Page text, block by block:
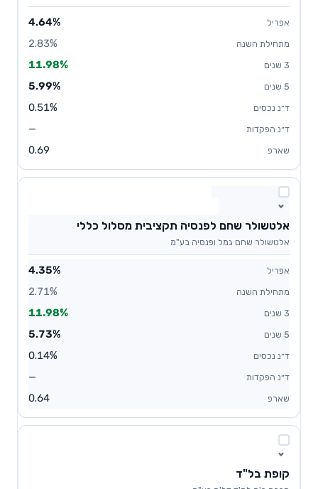
4.64%
2.83%
11.98%
5.99%
0.51%
—
0.69
אלטשולר שחם לפנסיה תקציבית מסלול כללי
אלטשולר שחם גמל ופנסיה בע"מ
4.35%
2.71%
11.98%
5.73%
0.14%
—
0.64
קופת בל"ד